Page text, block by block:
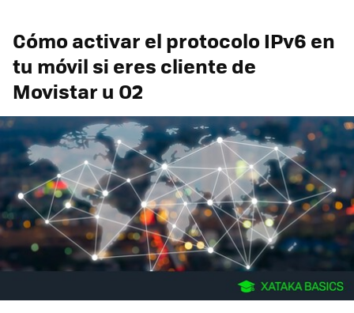
Cómo activar el protocolo IPv6 en
tu móvil si eres cliente de
Movistar u O2